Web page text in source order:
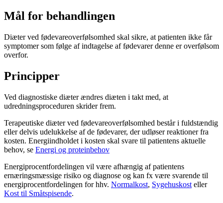
Mål for behandlingen
Diæter ved fødevareoverfølsomhed skal sikre, at patienten ikke får
symptomer som følge af indtagelse af fødevarer denne er overfølsom
overfor.
Principper
Ved diagnostiske diæter ændres diæten i takt med, at
udredningsproceduren skrider frem.
Terapeutiske diæter ved fødevareoverfølsomhed består i fuldstændig
eller delvis udelukkelse af de fødevarer, der udløser reaktioner fra
kosten. Energiindholdet i kosten skal svare til patientens aktuelle
behov, se Energi og proteinbehov
Energiprocentfordelingen vil være afhængig af patientens
ernæringsmæssige risiko og diagnose og kan fx være svarende til
energiprocentfordelingen for hhv. Normalkost, Sygehuskost eller
Kost til Småtspisende.